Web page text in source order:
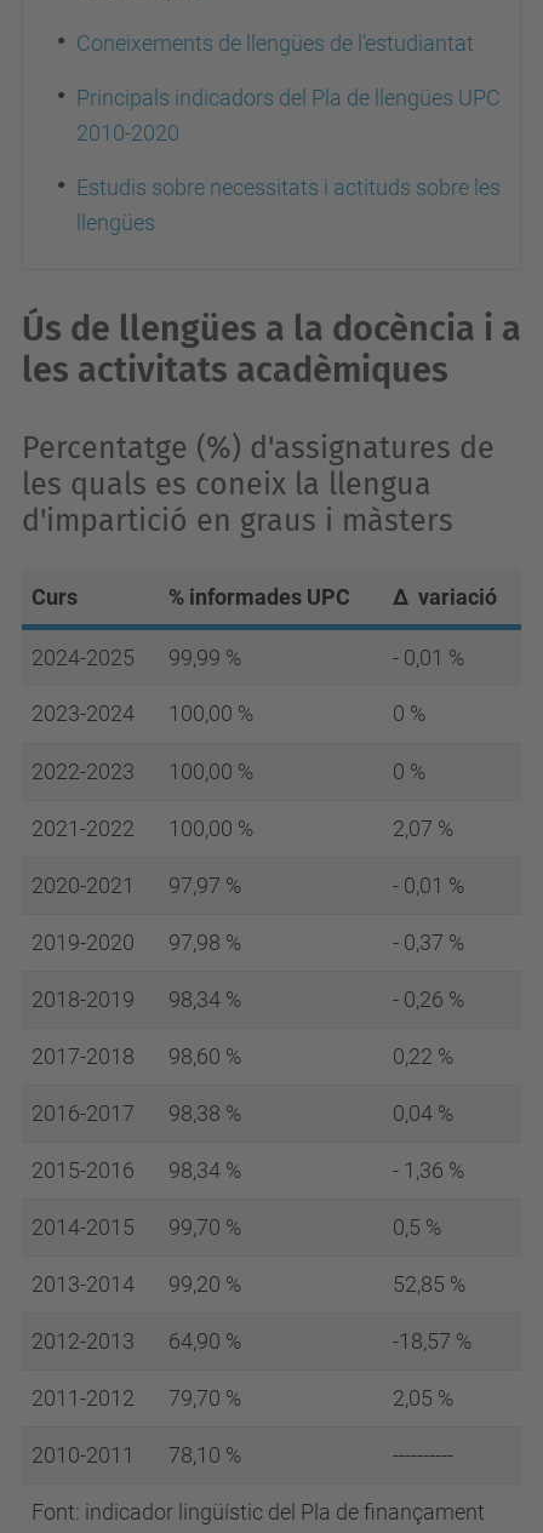
Coneixements de llengües de l'estudiantat
Principals indicadors del Pla de llengües UPC
2010-2020
Estudis sobre necessitats i actituds sobre les
llengües
Ús de llengües a la docència i a
les activitats acadèmiques
Percentatge (%) d'assignatures de
les quals es coneix la llengua
d'impartició en graus i màsters
Curs % informades UPC Δ variació
Font: indicador lingüístic del Pla de finançament
2024-2025 99,99 % - 0,01 %
2023-2024 100,00 % 0 %
2022-2023 100,00 % 0 %
2021-2022 100,00 % 2,07 %
2020-2021 97,97 % - 0,01 %
2019-2020 97,98 % - 0,37 %
2018-2019 98,34 % - 0,26 %
2017-2018 98,60 % 0,22 %
2016-2017 98,38 % 0,04 %
2015-2016 98,34 % - 1,36 %
2014-2015 99,70 % 0,5 %
2013-2014 99,20 % 52,85 %
2012-2013 64,90 % -18,57 %
2011-2012 79,70 % 2,05 %
2010-2011 78,10 % ----------